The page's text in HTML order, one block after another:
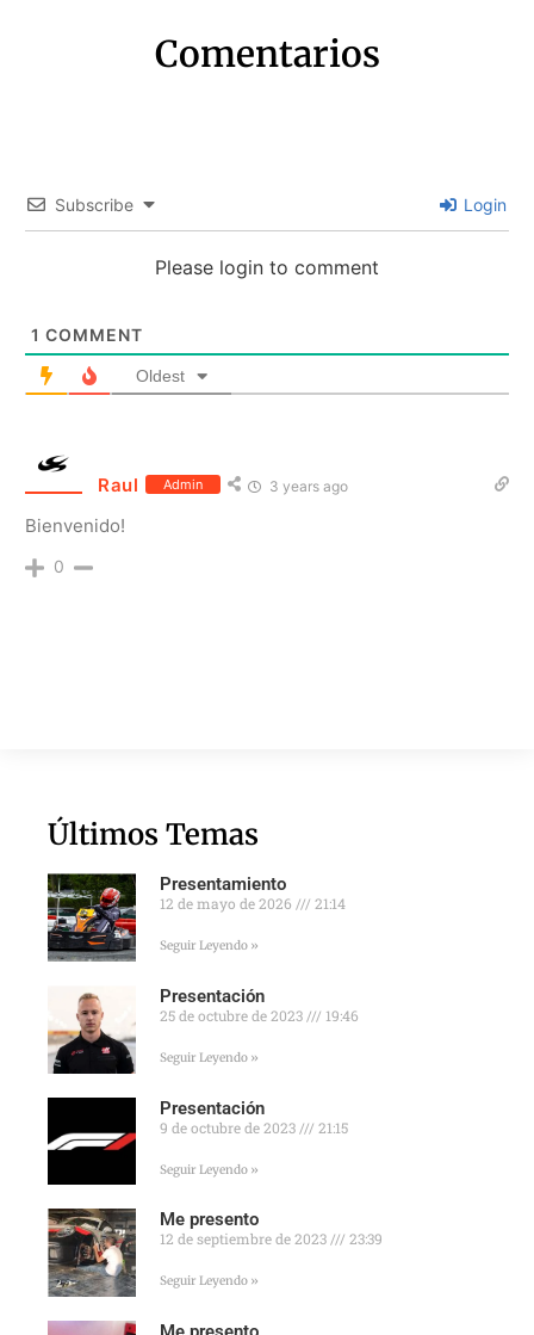
Comentarios
Subscribe Login
Please login to comment
1 COMMENT
Oldest
Raul Admin 3 years ago
Bienvenido!
0
Últimos Temas
Presentamiento
12 de mayo de 2026 21:14
Seguir Leyendo »
Presentación
25 de octubre de 2023 19:46
Seguir Leyendo »
Presentación
9 de octubre de 2023 21:15
Seguir Leyendo »
Me presento
12 de septiembre de 2023 23:39
Seguir Leyendo »